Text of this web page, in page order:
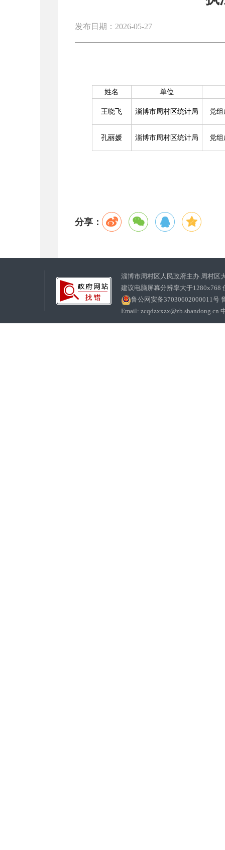
发布日期：2026-05-27
姓名 单位
王晓飞 淄博市周村区统计局 党
孔丽媛 淄博市周村区统计局 党
分享：
淄博市周村区人民政府主办 周村区
建议电脑屏幕分辨率大于1280x768
鲁公网安备37030602000011号
Email: zcqdzxxzx@zb.shandong.cn